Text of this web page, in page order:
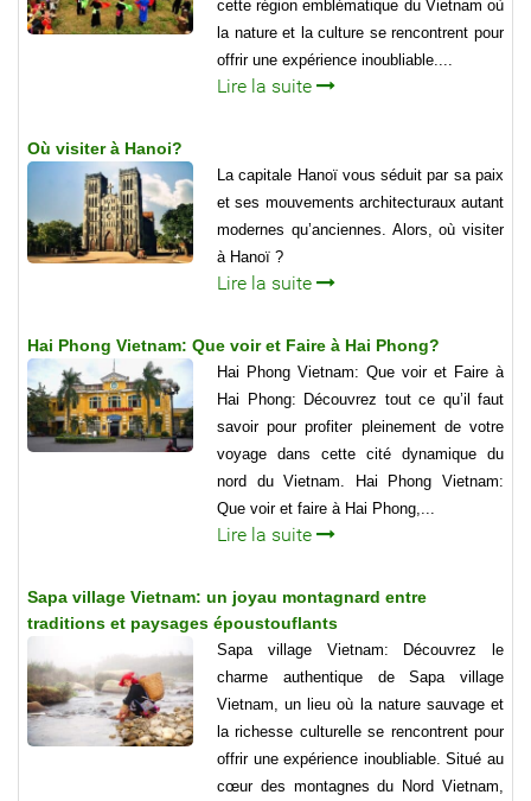
cette région emblématique du Vietnam où
la nature et la culture se rencontrent pour
offrir une expérience inoubliable....
Lire la suite
Où visiter à Hanoi?
La capitale Hanoï vous séduit par sa paix
et ses mouvements architecturaux autant
modernes qu’anciennes. Alors, où visiter
à Hanoï ?
Lire la suite
Hai Phong Vietnam: Que voir et Faire à Hai Phong?
Hai Phong Vietnam: Que voir et Faire à
Hai Phong: Découvrez tout ce qu’il faut
savoir pour profiter pleinement de votre
voyage dans cette cité dynamique du
nord du Vietnam. Hai Phong Vietnam:
Que voir et faire à Hai Phong,...
Lire la suite
Sapa village Vietnam: un joyau montagnard entre
traditions et paysages époustouflants
Sapa village Vietnam: Découvrez le
charme authentique de Sapa village
Vietnam, un lieu où la nature sauvage et
la richesse culturelle se rencontrent pour
offrir une expérience inoubliable. Situé au
cœur des montagnes du Nord Vietnam,